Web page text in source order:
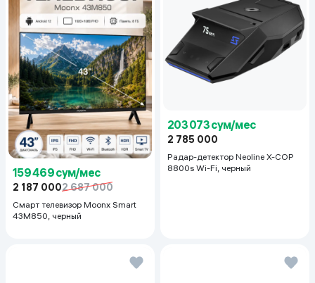
159 469 сум/мес
2 187 0002 687 000
Смарт телевизор Moonx Smart
43M850, черный
203 073 сум/мес
2 785 000
Радар-детектор Neoline X-COP
8800s Wi-Fi, черный